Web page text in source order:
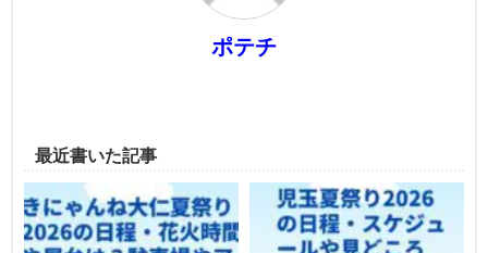
ポテチ
最近書いた記事